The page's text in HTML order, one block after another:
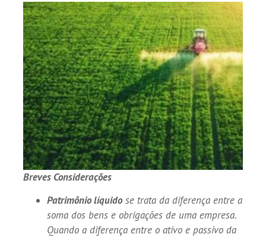
Breves Considerações
Patrimônio líquido se trata da diferença entre a
soma dos bens e obrigações de uma empresa.
Quando a diferença entre o ativo e passivo da